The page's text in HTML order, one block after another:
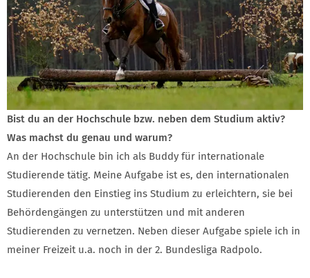
Bist du an der Hochschule bzw. neben dem Studium aktiv?
Was machst du genau und warum?
An der Hochschule bin ich als Buddy für internationale
Studierende tätig. Meine Aufgabe ist es, den internationalen
Studierenden den Einstieg ins Studium zu erleichtern, sie bei
Behördengängen zu unterstützen und mit anderen
Studierenden zu vernetzen. Neben dieser Aufgabe spiele ich in
meiner Freizeit u.a. noch in der 2. Bundesliga Radpolo.